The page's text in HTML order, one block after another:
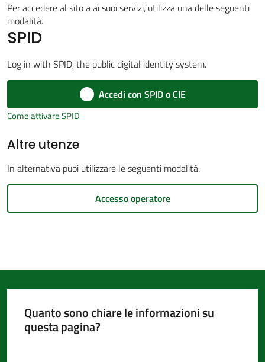
Novità
Servizi
Vivere
d'Argile
Amministrazione
argomenti...
Seguici
Per accedere al sito a ai suoi servizi, utilizza una delle seguenti
modalità.
SPID
Log in with SPID, the public digital identity system.
Accedi con SPID o CIE
Come attivare SPID
Altre utenze
In alternativa puoi utilizzare le seguenti modalità.
Accesso operatore
Quanto sono chiare le informazioni su
questa pagina?